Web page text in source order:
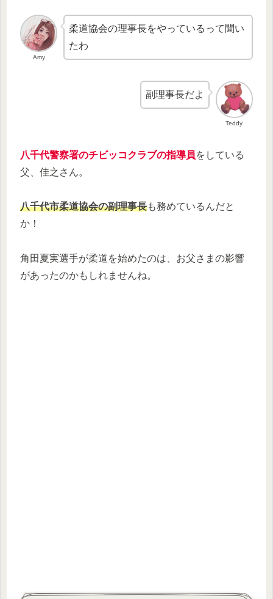
Amy
柔道協会の理事長をやっているって聞い
たわ
Teddy
副理事長だよ
八千代警察署のチビッコクラブの指導員をしている
父、佳之さん。
八千代市柔道協会の副理事長も務めているんだと
か！
角田夏実選手が柔道を始めたのは、お父さまの影響
があったのかもしれませんね。